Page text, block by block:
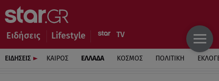
Ειδήσεις Lifestyle
ΕΙΔΗΣΕΙΣ ΚΑΙΡΟΣ ΕΛΛΑΔΑ ΚΟΣΜΟΣ ΠΟΛΙΤΙΚΗ